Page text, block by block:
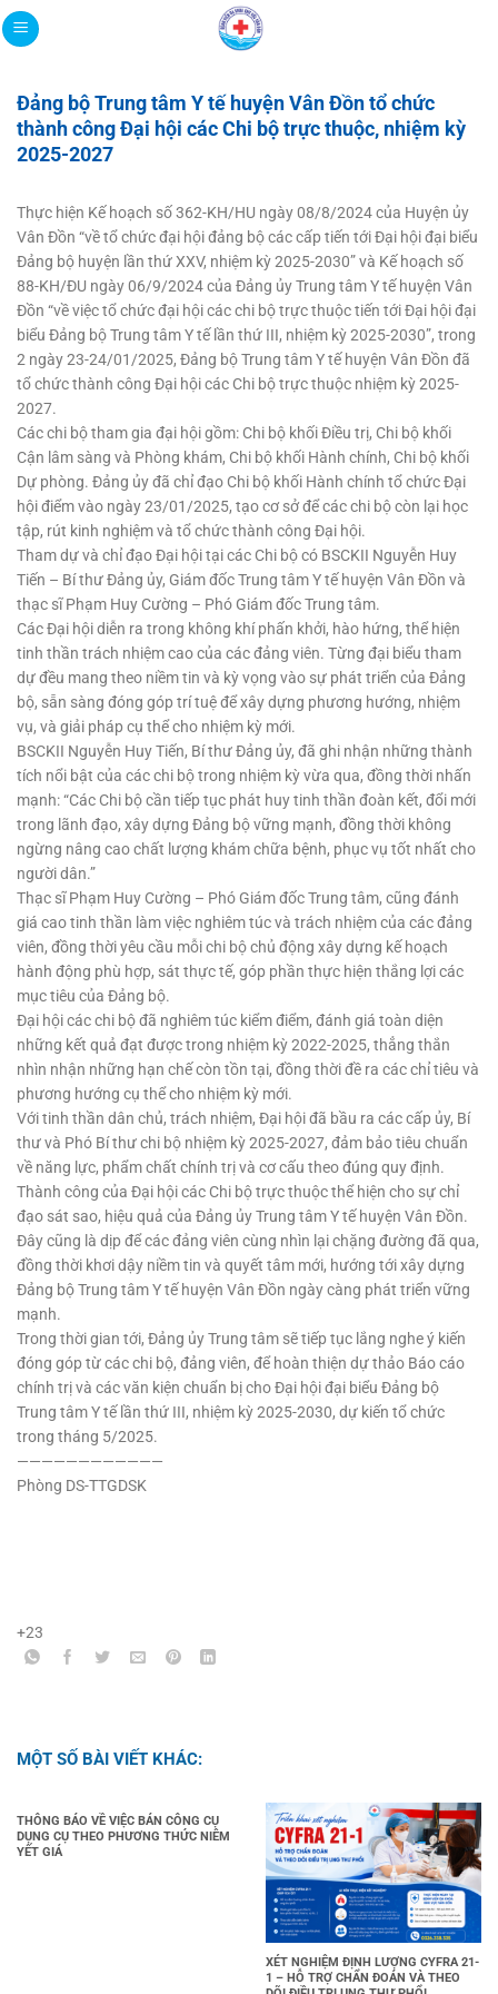
Bỏ
qua
dung
Đảng bộ Trung tâm Y tế huyện Vân Đồn tổ chức
thành công Đại hội các Chi bộ trực thuộc, nhiệm kỳ
2025-2027
Thực hiện Kế hoạch số 362-KH/HU ngày 08/8/2024 của Huyện ủy
Vân Đồn “về tổ chức đại hội đảng bộ các cấp tiến tới Đại hội đại biểu
Đảng bộ huyện lần thứ XXV, nhiệm kỳ 2025-2030” và Kế hoạch số
88-KH/ĐU ngày 06/9/2024 của Đảng ủy Trung tâm Y tế huyện Vân
Đồn “về việc tổ chức đại hội các chi bộ trực thuộc tiến tới Đại hội đại
biểu Đảng bộ Trung tâm Y tế lần thứ III, nhiệm kỳ 2025-2030”, trong
2 ngày 23-24/01/2025, Đảng bộ Trung tâm Y tế huyện Vân Đồn đã
tổ chức thành công Đại hội các Chi bộ trực thuộc nhiệm kỳ 2025-
2027.
Các chi bộ tham gia đại hội gồm: Chi bộ khối Điều trị, Chi bộ khối
Cận lâm sàng và Phòng khám, Chi bộ khối Hành chính, Chi bộ khối
Dự phòng. Đảng ủy đã chỉ đạo Chi bộ khối Hành chính tổ chức Đại
hội điểm vào ngày 23/01/2025, tạo cơ sở để các chi bộ còn lại học
tập, rút kinh nghiệm và tổ chức thành công Đại hội.
Tham dự và chỉ đạo Đại hội tại các Chi bộ có BSCKII Nguyễn Huy
Tiến – Bí thư Đảng ủy, Giám đốc Trung tâm Y tế huyện Vân Đồn và
thạc sĩ Phạm Huy Cường – Phó Giám đốc Trung tâm.
Các Đại hội diễn ra trong không khí phấn khởi, hào hứng, thể hiện
tinh thần trách nhiệm cao của các đảng viên. Từng đại biểu tham
dự đều mang theo niềm tin và kỳ vọng vào sự phát triển của Đảng
bộ, sẵn sàng đóng góp trí tuệ để xây dựng phương hướng, nhiệm
vụ, và giải pháp cụ thể cho nhiệm kỳ mới.
BSCKII Nguyễn Huy Tiến, Bí thư Đảng ủy, đã ghi nhận những thành
tích nổi bật của các chi bộ trong nhiệm kỳ vừa qua, đồng thời nhấn
mạnh: “Các Chi bộ cần tiếp tục phát huy tinh thần đoàn kết, đổi mới
trong lãnh đạo, xây dựng Đảng bộ vững mạnh, đồng thời không
ngừng nâng cao chất lượng khám chữa bệnh, phục vụ tốt nhất cho
người dân.”
Thạc sĩ Phạm Huy Cường – Phó Giám đốc Trung tâm, cũng đánh
giá cao tinh thần làm việc nghiêm túc và trách nhiệm của các đảng
viên, đồng thời yêu cầu mỗi chi bộ chủ động xây dựng kế hoạch
hành động phù hợp, sát thực tế, góp phần thực hiện thắng lợi các
mục tiêu của Đảng bộ.
Đại hội các chi bộ đã nghiêm túc kiểm điểm, đánh giá toàn diện
những kết quả đạt được trong nhiệm kỳ 2022-2025, thẳng thắn
nhìn nhận những hạn chế còn tồn tại, đồng thời đề ra các chỉ tiêu và
phương hướng cụ thể cho nhiệm kỳ mới.
Với tinh thần dân chủ, trách nhiệm, Đại hội đã bầu ra các cấp ủy, Bí
thư và Phó Bí thư chi bộ nhiệm kỳ 2025-2027, đảm bảo tiêu chuẩn
về năng lực, phẩm chất chính trị và cơ cấu theo đúng quy định.
Thành công của Đại hội các Chi bộ trực thuộc thể hiện cho sự chỉ
đạo sát sao, hiệu quả của Đảng ủy Trung tâm Y tế huyện Vân Đồn.
Đây cũng là dịp để các đảng viên cùng nhìn lại chặng đường đã qua,
đồng thời khơi dậy niềm tin và quyết tâm mới, hướng tới xây dựng
Đảng bộ Trung tâm Y tế huyện Vân Đồn ngày càng phát triển vững
mạnh.
Trong thời gian tới, Đảng ủy Trung tâm sẽ tiếp tục lắng nghe ý kiến
đóng góp từ các chi bộ, đảng viên, để hoàn thiện dự thảo Báo cáo
chính trị và các văn kiện chuẩn bị cho Đại hội đại biểu Đảng bộ
Trung tâm Y tế lần thứ III, nhiệm kỳ 2025-2030, dự kiến tổ chức
trong tháng 5/2025.
————————————
Phòng DS-TTGDSK
+23
MỘT SỐ BÀI VIẾT KHÁC:
THÔNG BÁO VỀ VIỆC BÁN CÔNG CỤ
DỤNG CỤ THEO PHƯƠNG THỨC NIÊM
YẾT GIÁ
XÉT NGHIỆM ĐỊNH LƯỢNG CYFRA 21-
1 – HỖ TRỢ CHẨN ĐOÁN VÀ THEO